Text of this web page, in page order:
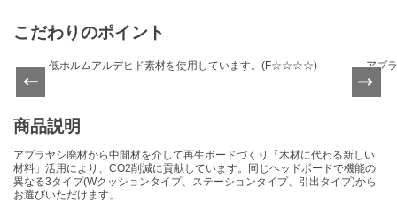
こだわりのポイント
Previ
ous
低ホルムアルデヒド素材を使用しています。(F☆☆☆☆) アブ
Next
商品説明
アブラヤシ廃材から中間材を介して再生ボードづくり「木材に代わる新しい
材料」活用により、CO2削減に貢献しています。同じヘッドボードで機能の
異なる3タイプ(Wクッションタイプ、ステーションタイプ、引出タイプ)から
お選びいただけます。